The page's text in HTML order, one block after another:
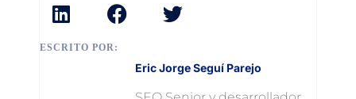
ESCRITO POR:
Eric Jorge Seguí Parejo